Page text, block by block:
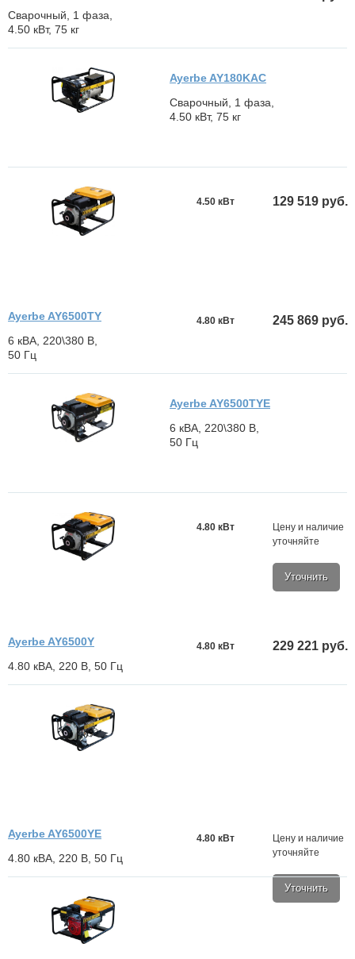
Сварочный, 1 фаза,
4.50 кВт, 75 кг
Ayerbe AY180KAC
Сварочный, 1 фаза,
4.50 кВт, 75 кг
129 519 руб.
4.50 кВт
Ayerbe AY6500TY
6 кВА, 220\380 В,
50 Гц
245 869 руб.
4.80 кВт
Ayerbe AY6500TYE
6 кВА, 220\380 В,
50 Гц
Цену и наличие
уточняйте
Уточнить
4.80 кВт
Ayerbe AY6500Y
4.80 кВА, 220 В, 50 Гц
229 221 руб.
4.80 кВт
Ayerbe AY6500YE
4.80 кВА, 220 В, 50 Гц
Цену и наличие
уточняйте
Уточнить
4.80 кВт